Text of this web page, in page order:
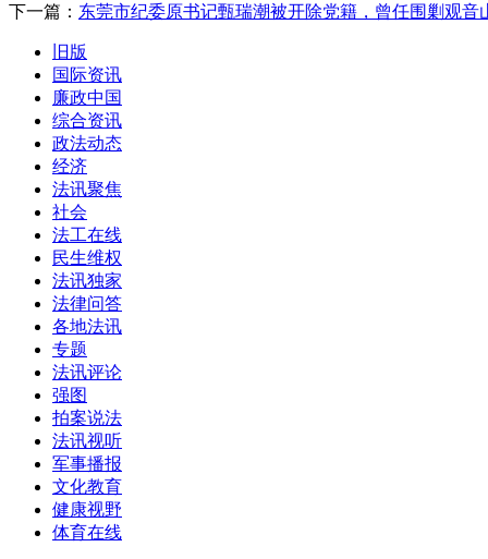
下一篇： 东莞市纪委原书记甄瑞潮被开除党籍，曾任围剿观音
旧版
国际资讯
廉政中国
综合资讯
政法动态
经济
法讯聚焦
社会
法工在线
民生维权
法讯独家
法律问答
各地法讯
专题
法讯评论
强图
拍案说法
法讯视听
军事播报
文化教育
健康视野
体育在线